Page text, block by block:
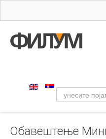
Упис
Уметност
Издаваштво
Обавештење